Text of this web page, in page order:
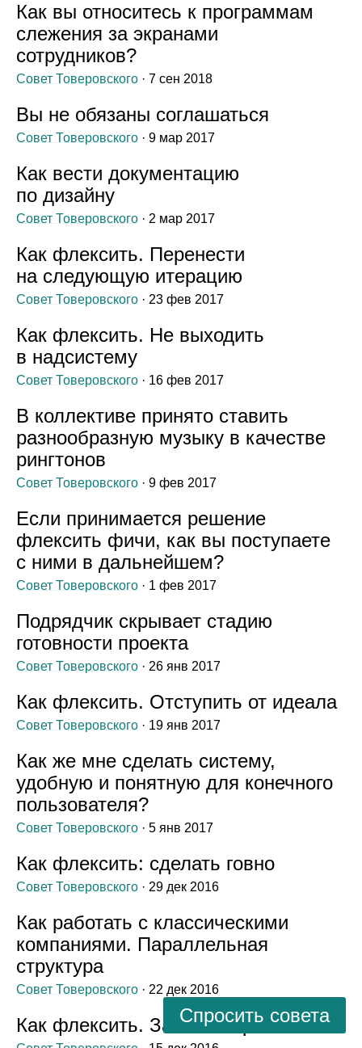
Как вы относитесь к программам
слежения за экранами
сотрудников?
Совет Товеровского · 7 сен 2018
Вы не обязаны соглашаться
Совет Товеровского · 9 мар 2017
Как вести документацию
по дизайну
Совет Товеровского · 2 мар 2017
Как флексить. Перенести
на следующую итерацию
Совет Товеровского · 23 фев 2017
Как флексить. Не выходить
в надсистему
Совет Товеровского · 16 фев 2017
В коллективе принято ставить
разнообразную музыку в качестве
рингтонов
Совет Товеровского · 9 фев 2017
Если принимается решение
флексить фичи, как вы поступаете
с ними в дальнейшем?
Совет Товеровского · 1 фев 2017
Подрядчик скрывает стадию
готовности проекта
Совет Товеровского · 26 янв 2017
Как флексить. Отступить от идеала
Совет Товеровского · 19 янв 2017
Как же мне сделать систему,
удобную и понятную для конечного
пользователя?
Совет Товеровского · 5 янв 2017
Как флексить: сделать говно
Совет Товеровского · 29 дек 2016
Как работать с классическими
компаниями. Параллельная
структура
Совет Товеровского · 22 дек 2016
Как флексить. Заменить решение
Спросить совета